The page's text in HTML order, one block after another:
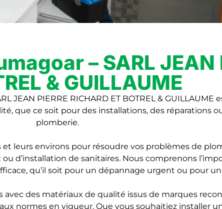
– SARL JEAN
& GUILLAUME
JEAN PIERRE RICHARD ET BOTREL &
que ce soit pour des installations, des réparations
plomberie.
environs pour résoudre vos problèmes de
d’installation de sanitaires. Nous comprenons
qu’il soit pour un dépannage urgent ou pour
avec des matériaux de qualité issus de marques
normes en vigueur. Que vous souhaitiez installer